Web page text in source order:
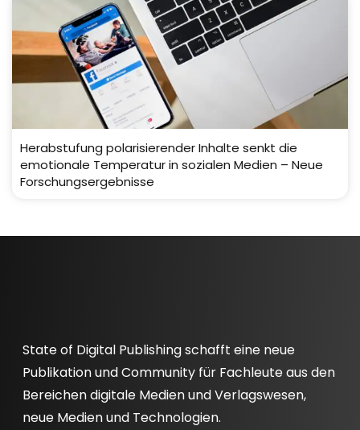
Herabstufung polarisierender Inhalte senkt die
emotionale Temperatur in sozialen Medien – Neue
Forschungsergebnisse
State of Digital Publishing schafft eine neue
Publikation und Community für Fachleute aus den
Bereichen digitale Medien und Verlagswesen,
neue Medien und Technologien.